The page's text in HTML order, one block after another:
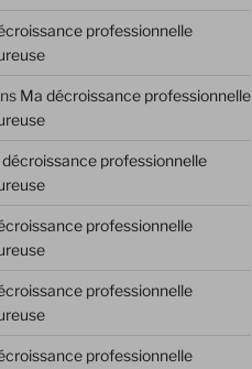
professionnelle
Ma décroissance professionnelle
professionnelle
professionnelle
professionnelle
professionnelle